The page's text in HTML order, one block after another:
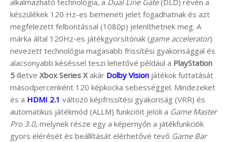
készülékek 120 Hz-es bemeneti jelet fogadhatnak és azt
megfelezett felbontással (1080p) jeleníthetnek meg. A
márka által 120Hz-es játékgyorsítónak (game accelerator)
nevezett technológia magasabb frissítési gyakorisággal és
alacsonyabb késéssel teszi lehetővé például a PlayStation
5 illetve Xbox Series X akár Dolby Vision játékok futtatását
másodpercenként 120 képkocka sebességgel. Mindezeket
és a HDMI 2.1 változó képfrissítési gyakoriság (VRR) és
automatikus játékmód (ALLM) funkcióit jelöli a Game Master
Pro 3.0, melynek része egy a képernyőn a játékfunkciók
gyors elérését és beállítását elérhetővé tevő Game Bar